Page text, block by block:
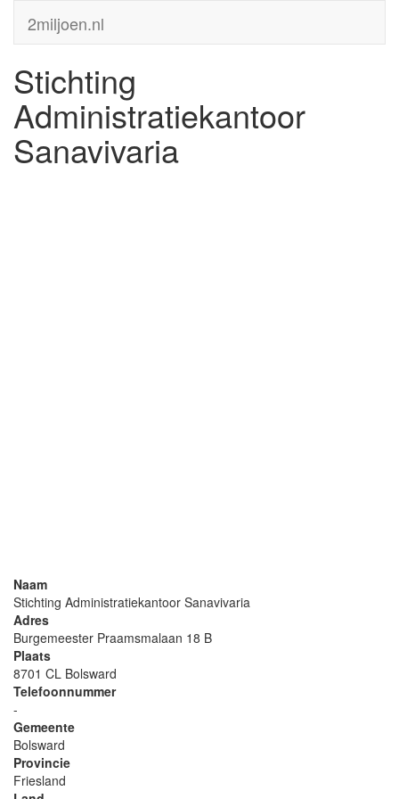
2miljoen.nl
Stichting
Administratiekantoor
Sanavivaria
Naam
Stichting Administratiekantoor Sanavivaria
Adres
Burgemeester Praamsmalaan 18 B
Plaats
8701 CL Bolsward
Telefoonnummer
-
Gemeente
Bolsward
Provincie
Friesland